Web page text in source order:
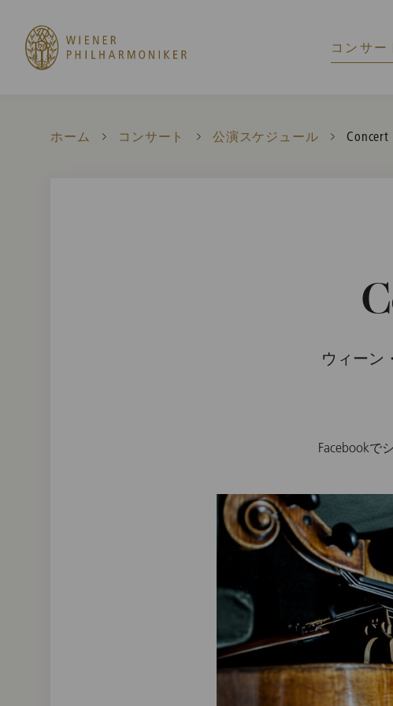
コンサー
ホーム コンサート 公演スケジュール Current:
Concert
ウィーン
Facebookで